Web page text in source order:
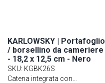
KARLOWSKY | Portafoglio
/ borsellino da cameriere
- 18,2 x 12,5 cm - Nero
SKU: KGBK26S
Catena integrata con